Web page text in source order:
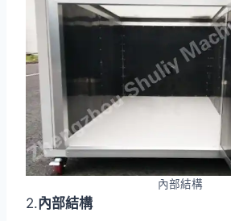
內部結構
2.內部結構